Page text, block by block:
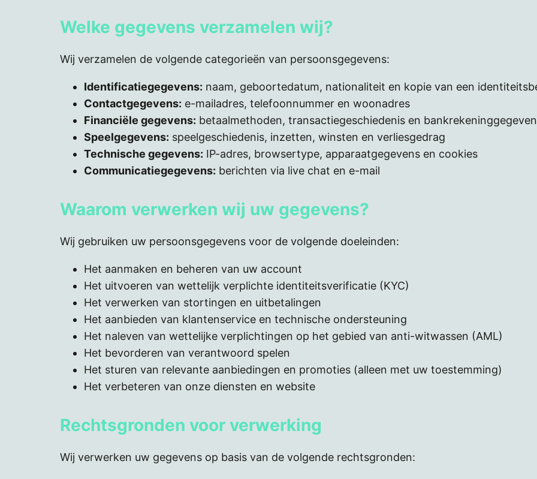
Welke gegevens verzamelen wij?
Wij verzamelen de volgende categorieën van persoonsgegevens:
Identificatiegegevens: naam, geboortedatum, nationaliteit en kopie van een
Contactgegevens: e-mailadres, telefoonnummer en woonadres
Financiële gegevens: betaalmethoden, transactiegeschiedenis en
Speelgegevens: speelgeschiedenis, inzetten, winsten en verliesgedrag
Technische gegevens: IP-adres, browsertype, apparaatgegevens en cookies
Communicatiegegevens: berichten via live chat en e-mail
Waarom verwerken wij uw gegevens?
Wij gebruiken uw persoonsgegevens voor de volgende doeleinden:
Het aanmaken en beheren van uw account
Het uitvoeren van wettelijk verplichte identiteitsverificatie (KYC)
Het verwerken van stortingen en uitbetalingen
Het aanbieden van klantenservice en technische ondersteuning
Het naleven van wettelijke verplichtingen op het gebied van anti-witwassen (AML)
Het bevorderen van verantwoord spelen
Het sturen van relevante aanbiedingen en promoties (alleen met uw toestemming)
Het verbeteren van onze diensten en website
Rechtsgronden voor verwerking
Wij verwerken uw gegevens op basis van de volgende rechtsgronden: